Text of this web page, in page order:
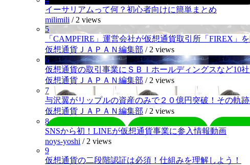
イーサリアムって何？初心者向けに簡単まとめ
milimili / 2 views
5
「CAMPFIRE」運営会社が仮想通貨取引所「FIREX」
仮想通貨ＪＡＰＡＮ編集部 / 2 views
6
仮想通貨の取引事業にＳＢＩホールディングスなど10社
仮想通貨ＪＡＰＡＮ編集部 / 2 views
7
与沢翼がリップルの資産のみで２０億円突破！その軌跡
仮想通貨ＪＡＰＡＮ編集部 / 2 views
8
SNSから初！LINEが仮想通貨事業に参入情報動画
noys-yoshi / 2 views
9
仮想通貨の二段階認証は必須！仕組みを理解しよう！